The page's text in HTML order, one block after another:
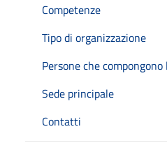
Competenze
Tipo di organizzazione
Persone che
Sede principale
Contatti